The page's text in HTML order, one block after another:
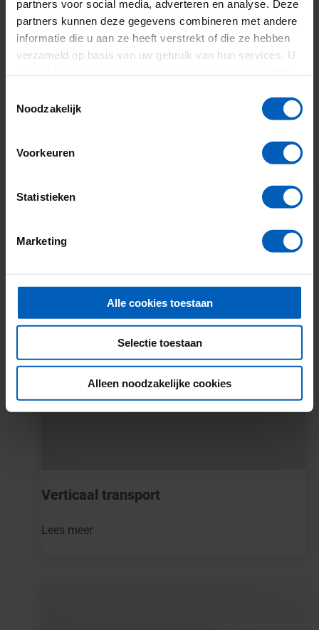
partners voor social media, adverteren en analyse. Deze
partners kunnen deze gegevens combineren met andere
informatie die u aan ze heeft verstrekt of die ze hebben
verzameld op basis van uw gebruik van hun services. U
Noodzakelijk
Voorkeuren
Statistieken
Marketing
Alle cookies toestaan
Selectie toestaan
Alleen noodzakelijke cookies
Duurzaamheid
Lees meer
Verticaal transport
Lees meer